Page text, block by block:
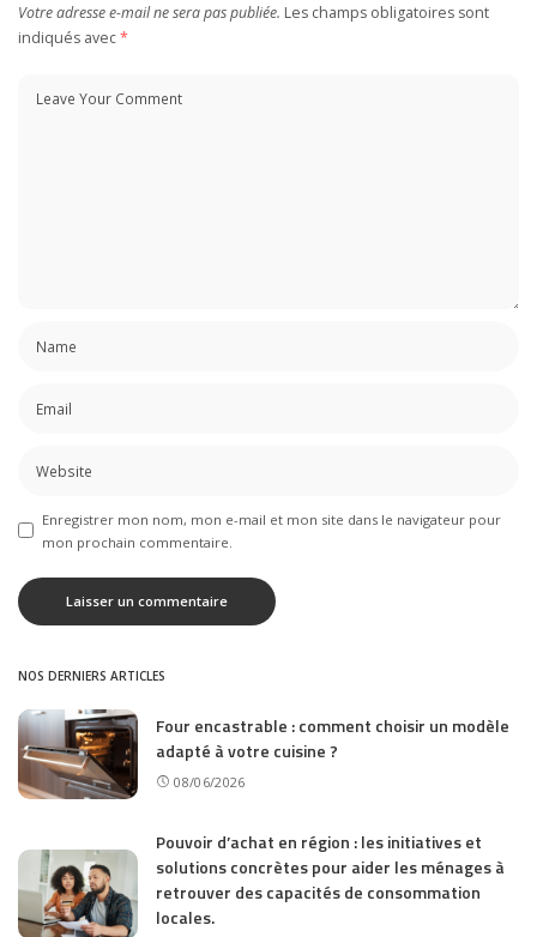
Votre adresse e-mail ne sera pas publiée. Les champs obligatoires sont
indiqués avec*
Enregistrer mon nom, mon e-mail et mon site dans le navigateur pour
mon prochain commentaire.
NOS DERNIERS ARTICLES
Four encastrable : comment choisir un modèle
adapté à votre cuisine ?
08/06/2026
Pouvoir d’achat en région : les initiatives et
solutions concrètes pour aider les ménages à
retrouver des capacités de consommation
locales.